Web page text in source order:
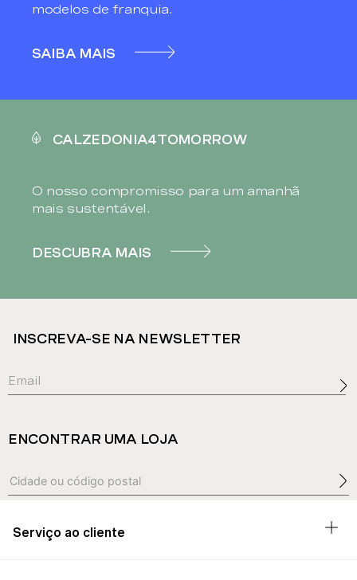
modelos de franquia.
SAIBA MAIS
CALZEDONIA4TOMORROW
O nosso compromisso para um amanhã
mais sustentável.
DESCUBRA MAIS
INSCREVA-SE NA NEWSLETTER
ENCONTRAR UMA LOJA
Serviço ao cliente